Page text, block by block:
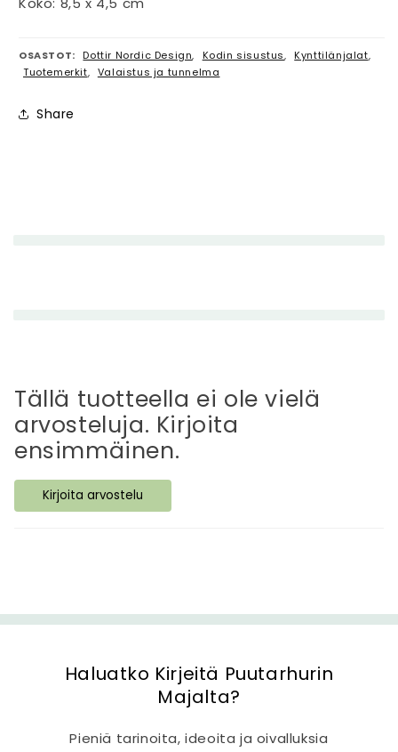
OSASTOT: Dottir Nordic Design, Kodin sisustus, Kynttilänjalat,
Tuotemerkit, Valaistus ja tunnelma
Share
t
ä
v
ä
s
i
ö
Tällä tuotteella ei ole vielä
arvosteluja. Kirjoita
ensimmäinen.
Kirjoita arvostelu
Haluatko Kirjeitä Puutarhurin
Majalta?
Pieniä tarinoita, ideoita ja oivalluksia